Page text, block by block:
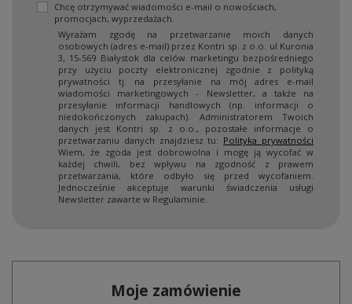
Chcę otrzymywać wiadomości e-mail o nowościach,
promocjach, wyprzedażach.
Wyrażam zgodę na przetwarzanie moich danych
osobowych (adres e-mail) przez Kontri sp. z o.o. ul Kuronia
3, 15-569 Białystok dla celów marketingu bezpośredniego
przy użyciu poczty elektronicznej zgodnie z polityką
prywatności tj. na przesyłanie na mój adres e-mail
wiadomości marketingowych - Newsletter, a także na
przesyłanie informacji handlowych (np. informacji o
niedokończonych zakupach). Administratorem Twoich
danych jest Kontri sp. z o.o., pozostałe informacje o
przetwarzaniu danych znajdziesz tu: Polityka prywatności
Wiem, że zgoda jest dobrowolna i mogę ją wycofać w
każdej chwili, bez wpływu na zgodność z prawem
przetwarzania, które odbyło się przed wycofaniem.
Jednocześnie akceptuje warunki świadczenia usługi
Newsletter zawarte w Regulaminie.
Moje zamówienie